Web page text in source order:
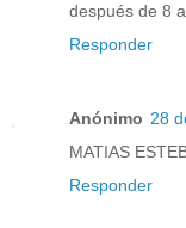
después de 8
Responder
Anónimo 28
MATIAS
Responder